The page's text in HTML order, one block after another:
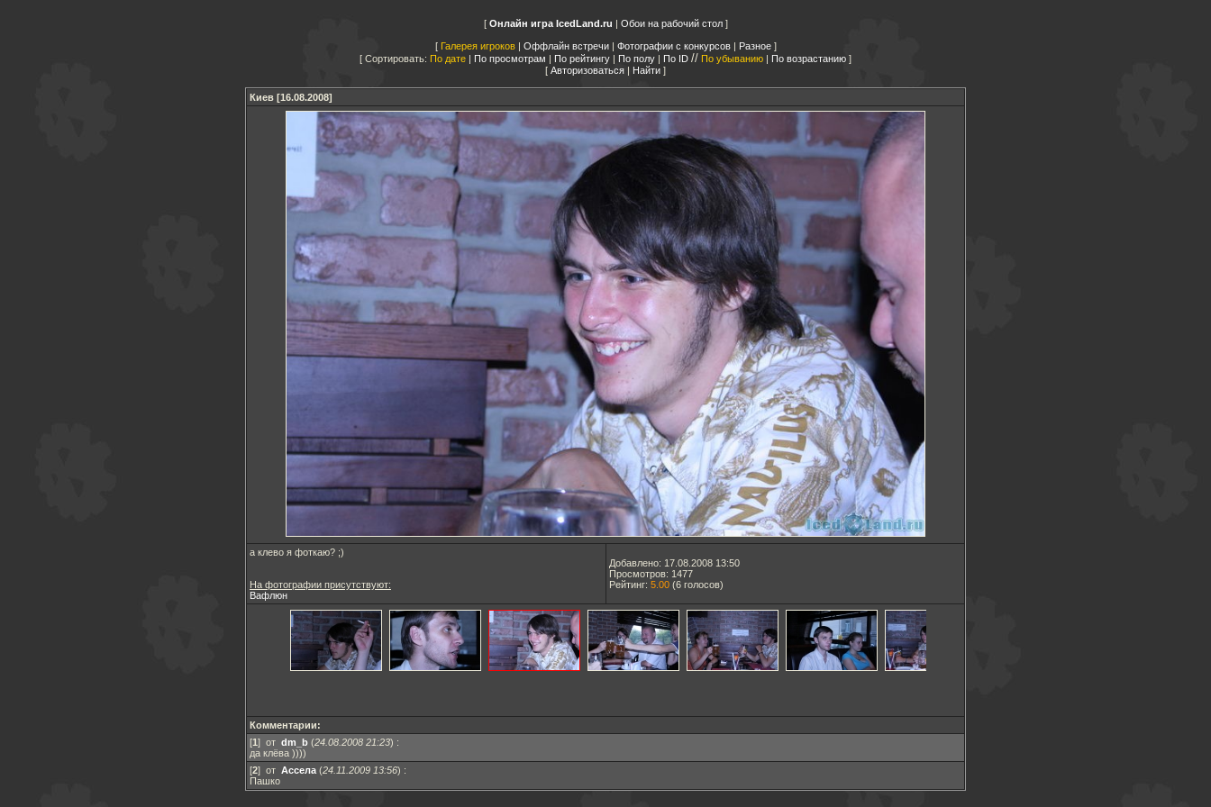
Онлайн игра IcedLand.ru | Обои на рабочий стол
Галерея игроков| Оффлайн встречи| Фотографии с конкурсов| Разное
Сортировать: По дате | По просмотрам | По рейтингу | По полу | По ID // По убыванию | По возрастанию
Авторизоваться | Найти
Киев [16.08.2008]
а клево я фоткаю? ;)
На фотографии присутствуют:
Вафлюн
Добавлено: 17.08.2008 13:50
Просмотров: 1477
Рейтинг: 5.00 (6 голосов)
Комментарии:
[1] от dm_b (24.08.2008 21:23) :
да клёва ))))
[2] от Ассела (24.11.2009 13:56) :
Пашко